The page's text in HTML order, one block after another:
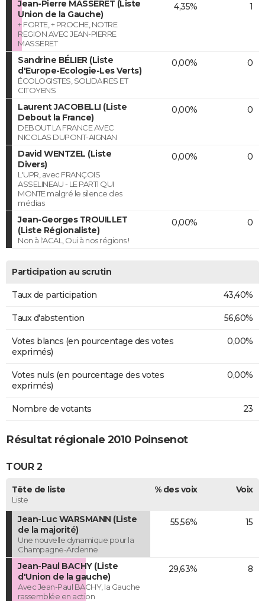
Jean-Pierre MASSERET (Liste
Union de la Gauche)
+ FORTE, + PROCHE, NOTRE
REGION AVEC JEAN-PIERRE
MASSERET
4,35% 1
Sandrine BÉLIER (Liste
d'Europe-Ecologie-Les Verts)
ÉCOLOGISTES, SOLIDAIRES ET
CITOYENS
0,00% 0
Laurent JACOBELLI (Liste
Debout la France)
DEBOUT LA FRANCE AVEC
NICOLAS DUPONT-AIGNAN
0,00% 0
David WENTZEL (Liste
Divers)
L'UPR, avec FRANÇOIS
ASSELINEAU - LE PARTI QUI
MONTE malgré le silence des
médias
0,00% 0
Jean-Georges TROUILLET
(Liste Régionaliste)
Non à l'ACAL, Oui à nos régions !
0,00% 0
Participation au scrutin
Taux de participation 43,40%
Taux d'abstention 56,60%
Votes blancs (en pourcentage des votes
exprimés)
0,00%
Votes nuls (en pourcentage des votes
exprimés)
0,00%
Nombre de votants 23
Résultat régionale 2010 Poinsenot
TOUR 2
Tête de liste
Liste
% des voix Voix
Jean-Luc WARSMANN (Liste
de la majorité)
Une nouvelle dynamique pour la
Champagne-Ardenne
55,56% 15
Jean-Paul BACHY (Liste
d'Union de la gauche)
Avec Jean-Paul BACHY, la Gauche
rassemblée en action
29,63% 8